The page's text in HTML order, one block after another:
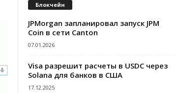
Блокчейн
JPMorgan запланировал запуск JPM
Coin в сети Canton
07.01.2026
Visa разрешит расчеты в USDC через
Solana для банков в США
17.12.2025